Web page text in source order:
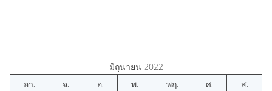
มิถุนายน 2022
อา.
จ. อ. พ. พฤ. ศ.
ส.